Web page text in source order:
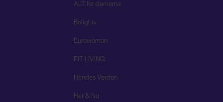
ALT for damerne
BoligLiv
Eurowoman
FIT LIVING
Hendes Verden
Her & Nu